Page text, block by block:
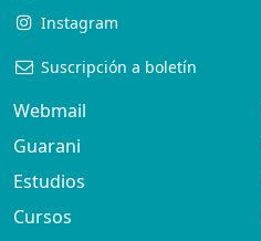
Instagram
Suscripción a boletín
Webmail
Guarani
Estudios
Cursos